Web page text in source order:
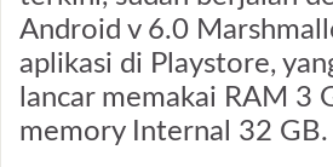
Android v 6.0
aplikasi di Playstore,
lancar memakai RAM 3
memory Internal 32 GB.